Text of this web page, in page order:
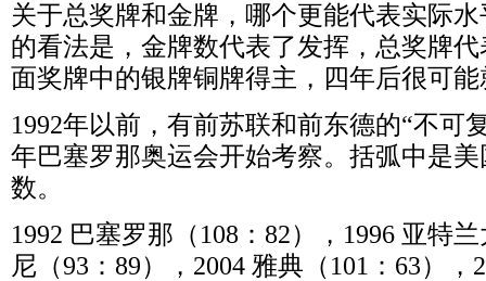
关于总奖牌和金牌，哪个更能代表实际
的看法是，金牌数代表了发挥，总奖牌
面奖牌中的银牌铜牌得主，四年后很可
1992年以前，有前苏联和前东德的“不可
年巴塞罗那奥运会开始考察。括弧中是
数。
1992 巴塞罗那（108：82），1996 亚特
尼（93：89），2004 雅典（101：63），